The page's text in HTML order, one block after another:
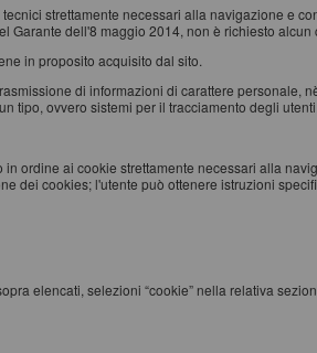
strettamente necessari alla navigazione e
Garante dell'8 maggio 2014, non è richiesto
in proposito acquisito dal sito.
di informazioni di carattere personale,
tipo, ovvero sistemi per il tracciamento degli utenti.
ordine ai cookie strettamente necessari alla
dei cookies; l'utente può ottenere istruzioni
elencati, selezioni “cookie” nella relativa